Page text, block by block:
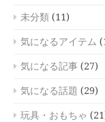
未分類 (11)
気になるアイテム
気になる記事 (27)
気になる話題 (29)
玩具・おもちゃ